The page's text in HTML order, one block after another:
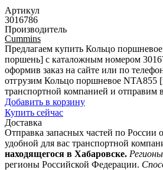
Артикул
3016786
Производитель
Cummins
Предлагаем купить Кольцо
поршень] с каталожным номером
оформив заказ на сайте или по
отгрузим Кольцо поршневое NTA855
транспортной компанией и отправим
Добавить в корзину
Купить сейчас
Доставка
Отправка запасных частей по России
удобной для вас транспортной
находящегося в Хабаровске.
регионы Российской Федерации.